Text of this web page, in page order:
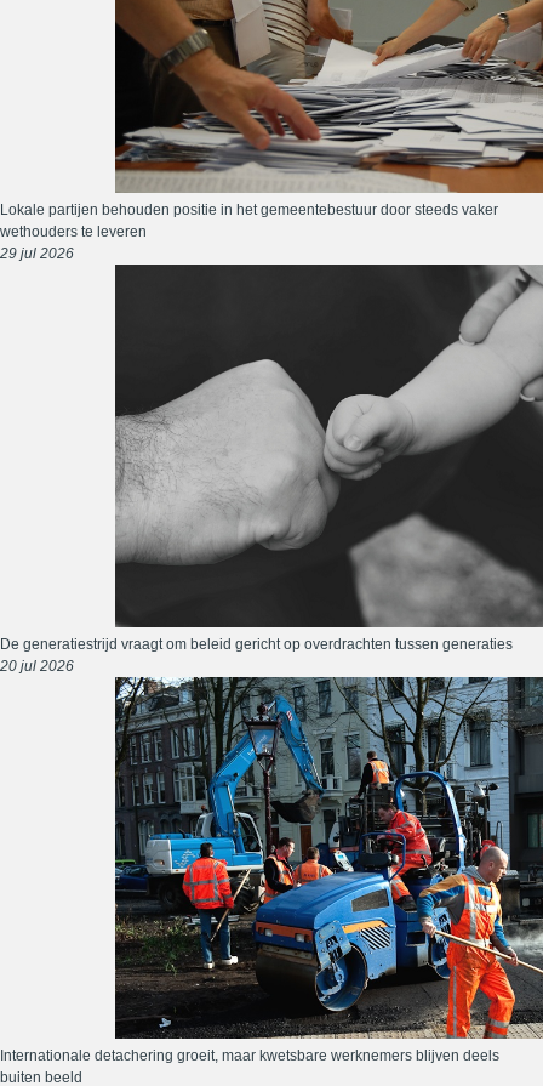
Lokale partijen behouden positie in het gemeentebestuur door steeds vaker
wethouders te leveren
29 jul 2026
De generatiestrijd vraagt om beleid gericht op overdrachten tussen generaties
20 jul 2026
Internationale detachering groeit, maar kwetsbare werknemers blijven deels
buiten beeld